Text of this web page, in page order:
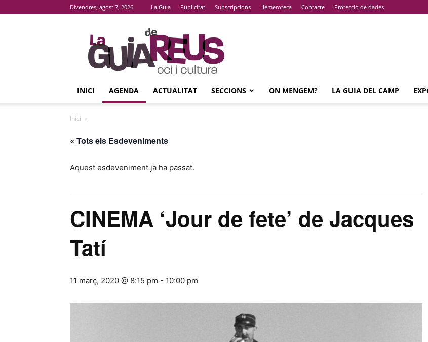
Divendres, agost 7, 2026 La Guia Publicitat Subscripcions Hemeroteca Contacte Protecció de dades
La
Guia
De
Reus
INICI AGENDA ACTUALITAT SECCIONS ON MENGEM? LA GUIA DEL CAMP
Inici
« Tots els Esdeveniments
Aquest esdeveniment ja ha passat.
CINEMA ‘Jour de fete’ de Jacques
Tatí
11 març, 2020 @ 8:15 pm - 10:00 pm